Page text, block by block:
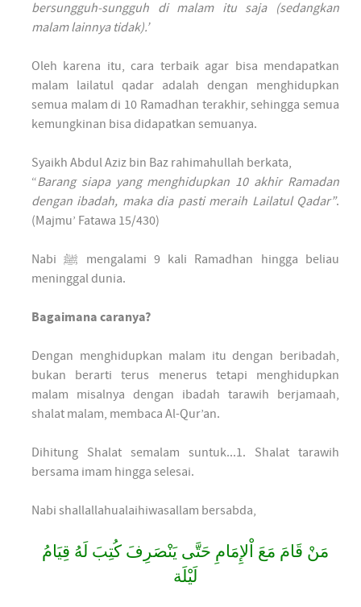
bersungguh-sungguh di malam itu saja (sedangkan
malam lainnya tidak).’
Oleh karena itu, cara terbaik agar bisa mendapatkan
malam lailatul qadar adalah dengan menghidupkan
semua malam di 10 Ramadhan terakhir, sehingga semua
kemungkinan bisa didapatkan semuanya.
Syaikh Abdul Aziz bin Baz rahimahullah berkata,
“Barang siapa yang menghidupkan 10 akhir Ramadan
dengan ibadah, maka dia pasti meraih Lailatul Qadar”.
(Majmu’ Fatawa 15/430)
Nabi ﷺ mengalami 9 kali Ramadhan hingga beliau
meninggal dunia.
Bagaimana caranya?
Dengan menghidupkan malam itu dengan beribadah,
bukan berarti terus menerus tetapi menghidupkan
malam misalnya dengan ibadah tarawih berjamaah,
shalat malam, membaca Al-Qur’an.
Dihitung Shalat semalam suntuk...1. Shalat tarawih
bersama imam hingga selesai.
Nabi shallallahualaihiwasallam bersabda,
ﻣَﻦْ ﻗَﺎﻡَ ﻣَﻊَ ﺍْﻹِﻣَﺎﻡِ ﺣَﺘَّﻰ ﻳَﻨْﺼَﺮِﻑَ ﻛُﺘِﺐَ ﻟَﻪُ ﻗِﻴَﺎﻡُ
ﻟَﻴْﻠَﺔ